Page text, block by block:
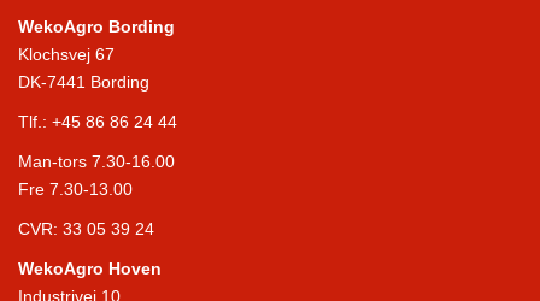
WekoAgro Bording
Klochsvej 67
DK-7441 Bording
Tlf.: +45 86 86 24 44
Man-tors 7.30-16.00
Fre 7.30-13.00
CVR: 33 05 39 24
WekoAgro Hoven
Industrivej 10